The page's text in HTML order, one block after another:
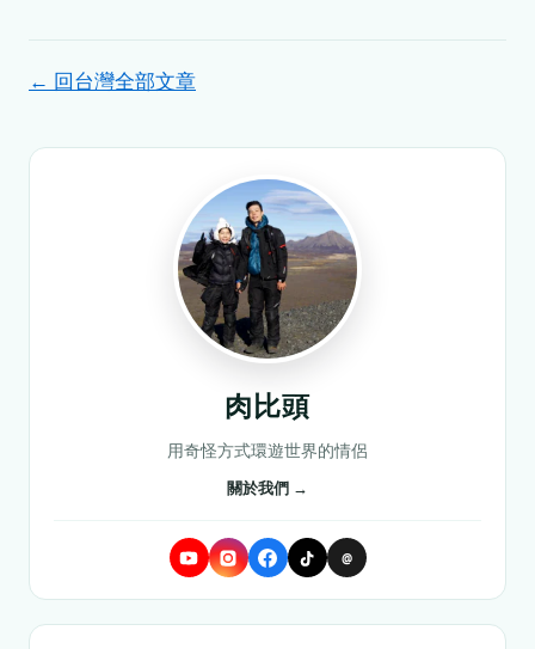
← 回台灣全部文章
肉比頭
用奇怪方式環遊世界的情侶
關於我們 →
@